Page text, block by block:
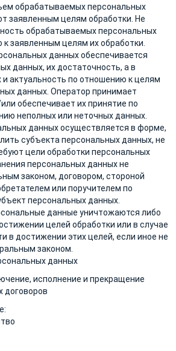
обрабатываемых персональных
заявленным целям обработки. Не
обрабатываемых персональных
заявленным целям их обработки.
данных обеспечивается
данных, их достаточность, а в
актуальность по отношению к целям
данных. Оператор принимает
обеспечивает их принятие по
неполных или неточных данных.
данных осуществляется в форме,
субъекта персональных данных, не
цели обработки персональных
персональных данных не
законом, договором, стороной
или поручителем по
персональных данных.
данные уничтожаются либо
целей обработки или в случае
в достижении этих целей, если иное не
законом.
данных
исполнение и прекращение
договоров